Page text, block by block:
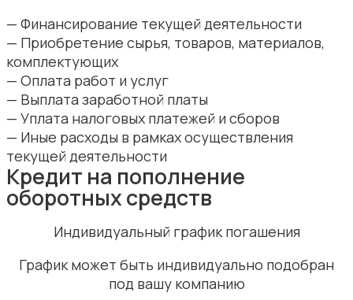
— Финансирование текущей деятельности
— Приобретение сырья, товаров, материалов,
комплектующих
— Оплата работ и услуг
— Выплата заработной платы
— Уплата налоговых платежей и сборов
— Иные расходы в рамках осуществления
текущей деятельности
Кредит на пополнение
оборотных средств
Индивидуальный график погашения
График может быть индивидуально подобран
под вашу компанию